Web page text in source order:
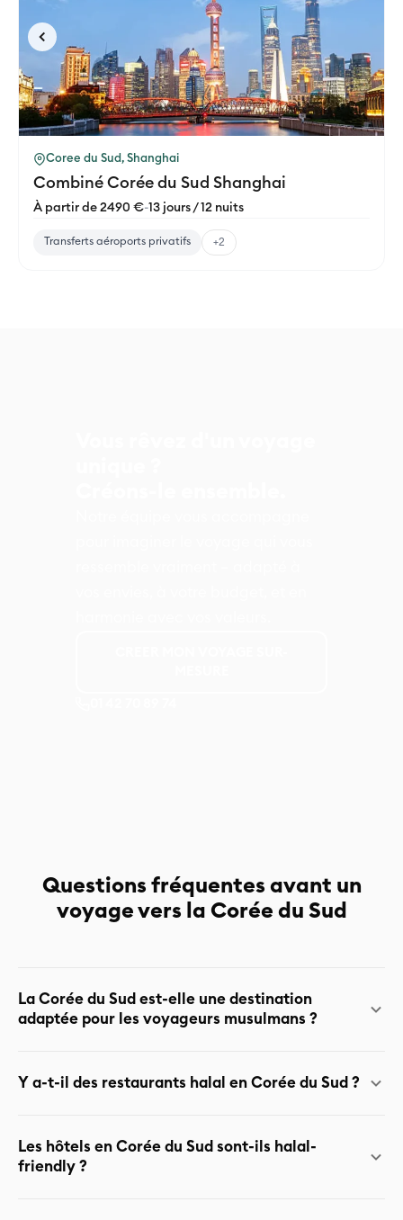
Coree du Sud, Shanghai
Combiné Corée du Sud Shanghai
À partir de 2490 €-13 jours / 12 nuits
Transferts aéroports privatifs +2
Questions fréquentes avant un
voyage vers la Corée du Sud
La Corée du Sud est-elle une destination
adaptée pour les voyageurs musulmans ?
Oui, c'est une destination halal friendly. La Corée du Sud
certains lieux touristiques, et beaucoup d’hôtels sans
alcool ou qui peuvent retirer l’alcool de la chambre sur
Y a-t-il des restaurants halal en Corée du Sud ?
Oui. On peut en trouver principalement à Séoul (Itaewon,
Myeongdong, Hongdae) et à Busan. TravelMuz vous
Les hôtels en Corée du Sud sont-ils halal-
friendly ?